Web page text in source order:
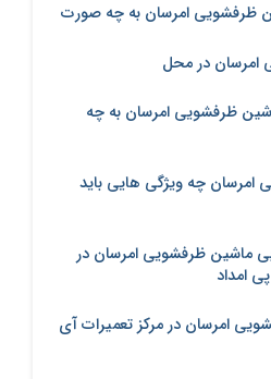
ظرفشویی امرسان به چه صورت
امرسان در محل
ظرفشویی امرسان به چه
امرسان چه ویژگی هایی باید
ماشین ظرفشویی امرسان در
امداد
امرسان در مرکز تعمیرات آی